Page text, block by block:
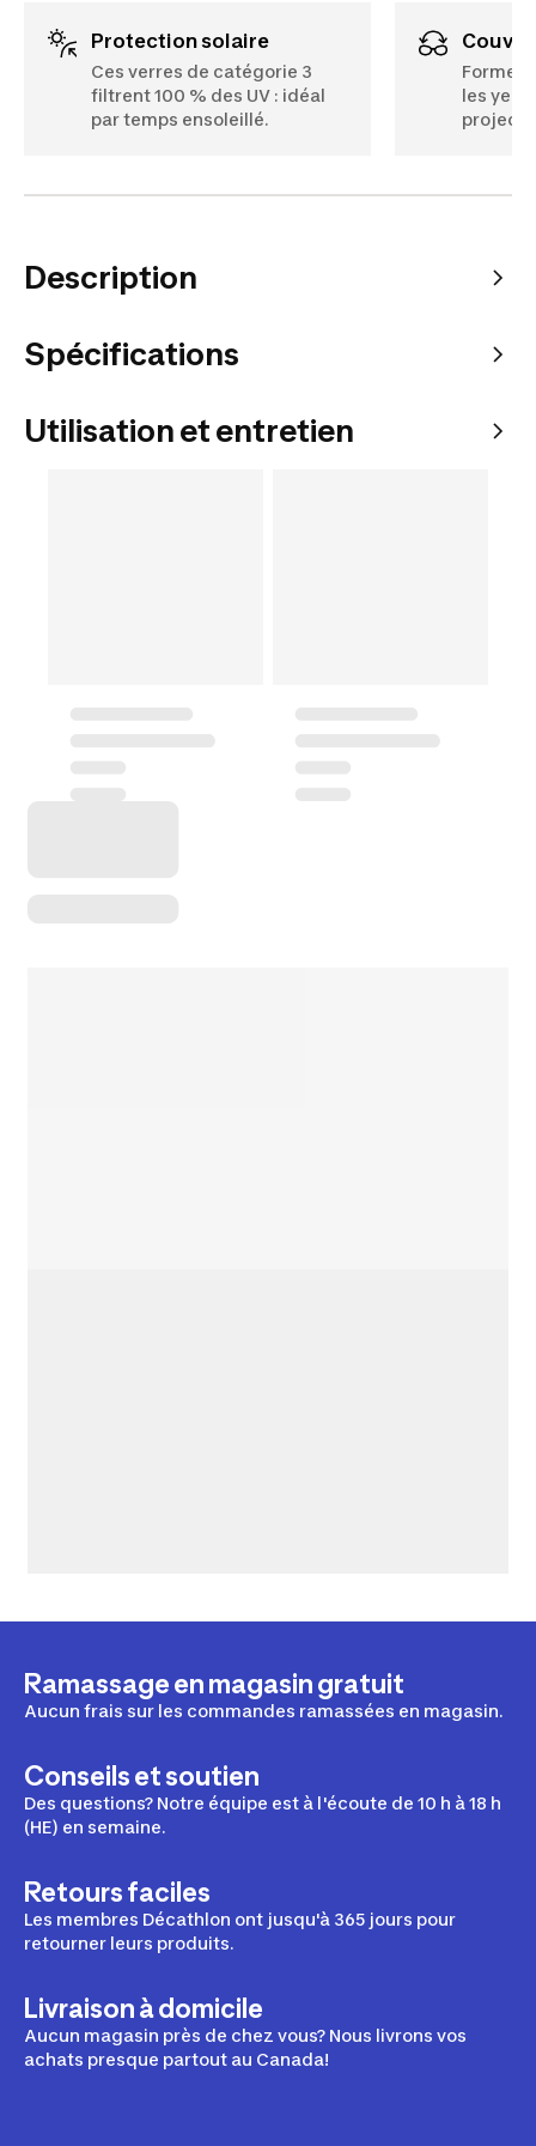
Protection solaire
Ces verres de catégorie 3
filtrent 100 % des UV : idéal
par temps ensoleillé.
Forme
les
Description
Spécifications
Utilisation et entretien
Ramassage en magasin gratuit
Aucun frais sur les commandes ramassées en magasin.
Conseils et soutien
Des questions? Notre équipe est à l'écoute de 10 h à 18 h
(HE) en semaine.
Retours faciles
Les membres Décathlon ont jusqu'à 365 jours pour
retourner leurs produits.
Livraison à domicile
Aucun magasin près de chez vous? Nous livrons vos
achats presque partout au Canada!